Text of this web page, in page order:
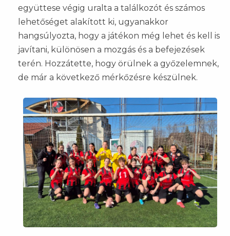
együttese végig uralta a találkozót és számos
lehetőséget alakított ki, ugyanakkor
hangsúlyozta, hogy a játékon még lehet és kell is
javítani, különösen a mozgás és a befejezések
terén. Hozzátette, hogy örülnek a győzelemnek,
de már a következő mérkőzésre készülnek.